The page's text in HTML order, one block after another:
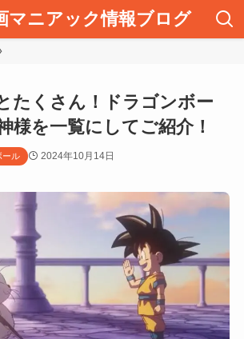
マニアック情報ブログ
たくさん！ドラゴンボー
様を一覧にしてご紹介！
ール 2024年10月14日